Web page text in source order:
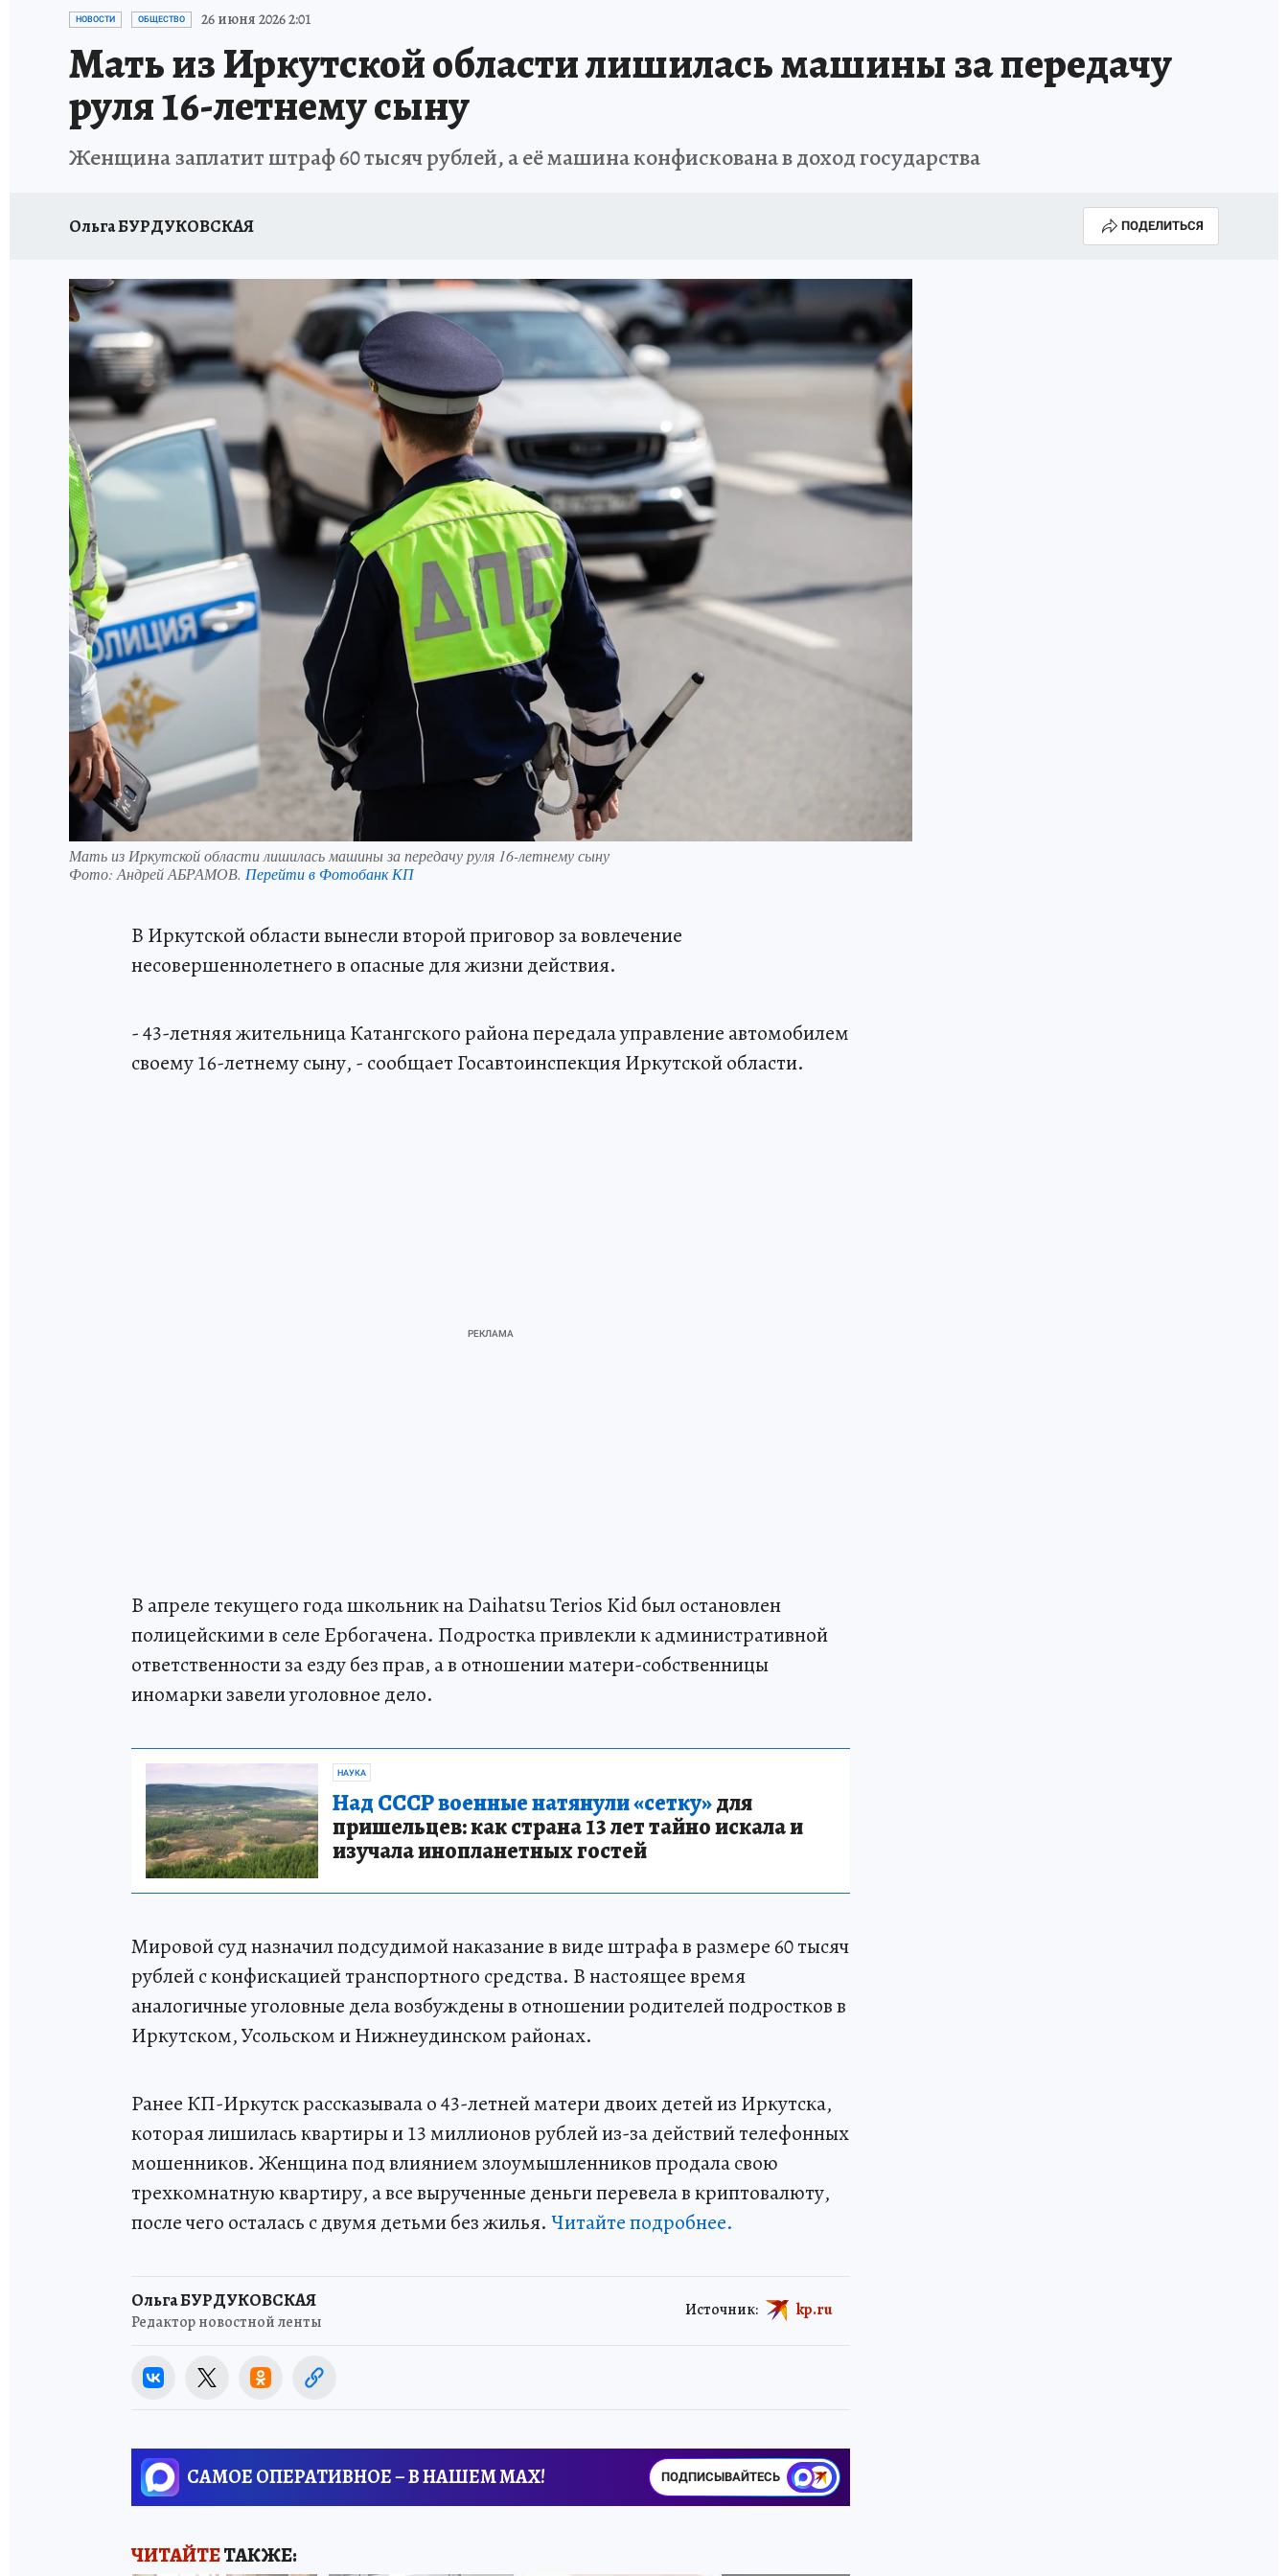
ПРОИСШЕСТВИЯ АФИША
НОВОСТИ ОБЩЕСТВО 26 июня 2026 2:01
Мать из Иркутской области лишилась машины за передачу
руля 16-летнему сыну
Женщина заплатит штраф 60 тысяч рублей, а её машина конфискована в доход государства
Ольга БУРДУКОВСКАЯ ПОДЕЛИТЬСЯ
Мать из Иркутской области лишилась машины за передачу руля 16-летнему сыну
Фото: Андрей АБРАМОВ. Перейти в Фотобанк КП
В Иркутской области вынесли второй приговор за вовлечение
несовершеннолетнего в опасные для жизни действия.
- 43-летняя жительница Катангского района передала управление автомобилем
своему 16-летнему сыну, - сообщает Госавтоинспекция Иркутской области.
В апреле текущего года школьник на Daihatsu Terios Kid был остановлен
полицейскими в селе Ербогачена. Подростка привлекли к административной
ответственности за езду без прав, а в отношении матери-собственницы
иномарки завели уголовное дело.
НАУКА
Над СССР военные натянули «сетку»для
пришельцев: как страна 13 лет тайно искала и
изучала инопланетных гостей
Мировой суд назначил подсудимой наказание в виде штрафа в размере 60 тысяч
рублей с конфискацией транспортного средства. В настоящее время
аналогичные уголовные дела возбуждены в отношении родителей подростков в
Иркутском, Усольском и Нижнеудинском районах.
Ранее КП-Иркутск рассказывала о 43-летней матери двоих детей из Иркутска,
которая лишилась квартиры и 13 миллионов рублей из-за действий телефонных
мошенников. Женщина под влиянием злоумышленников продала свою
трехкомнатную квартиру, а все вырученные деньги перевела в криптовалюту,
после чего осталась с двумя детьми без жилья. Читайте подробнее.
Ольга БУРДУКОВСКАЯ
Редактор новостной ленты
Источник: kp.ru
САМОЕ ОПЕРАТИВНОЕ – В НАШЕМ MAX! ПОДПИСЫВАЙТЕСЬ
ЧИТАЙТЕТАКЖЕ: